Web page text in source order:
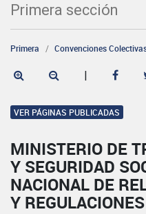
Primera sección
Primera Convenciones
|
VER PÁGINAS PUBLICADAS
MINISTERIO DE
Y SEGURIDAD
NACIONAL DE
Y